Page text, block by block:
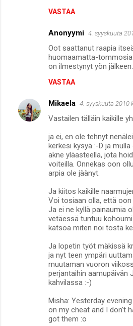
VASTAA
Anonyymi 4. syyskuuta
Oot saattanut raapia
huomaamatta-
on ilmestynyt yön
VASTAA
Mikaela 4. syyskuuta 2010
Vastailen tälläin kaikille
ja ei, en ole tehnyt
kerkesi kysyä :-D ja
akne yläasteella, jota
voiteilla. Onnekas oon
arpia ole jäänyt.
Ja kiitos kaikille
Voi tosiaan olla, että oon
Ja ei ne kyllä painaumia
vetäessä tuntuu
katsoa miten noi tosta
Ja lopetin työt mäkissä
ja nyt teen ympäri
muutaman vuoron
perjantaihin aamupäivän
kahvilassa :-)
Misha: Yesterday
on my cheat and I don't
got them :o